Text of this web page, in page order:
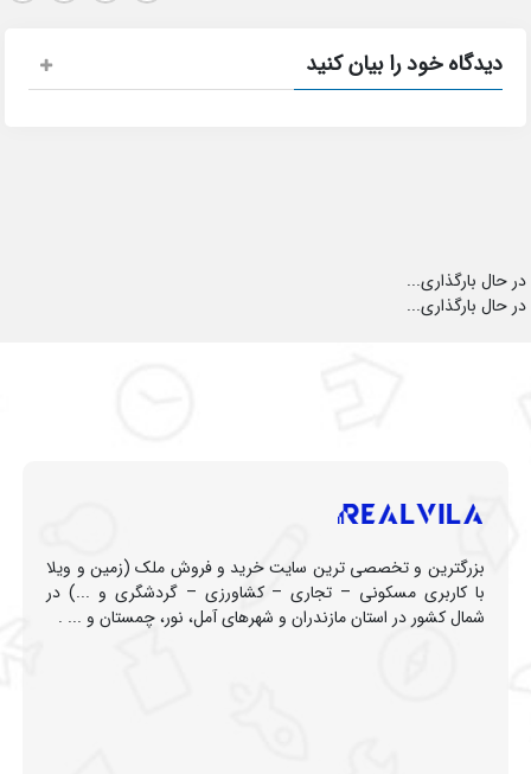
دیدگاه خود را بیان کنید
در حال بارگذاری...
در حال بارگذاری...
بزرگترین و تخصصی ترین سایت خرید و فروش ملک (زمین و ویلا
با کاربری مسکونی – تجاری – کشاورزی – گردشگری و ...) در
شمال کشور در استان مازندران و شهرهای آمل، نور، چمستان و ... .